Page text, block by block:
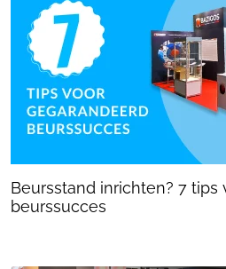
Beursstand inrichten? 7 tips
beurssucces